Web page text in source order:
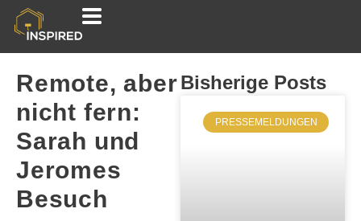
Remote, aber
nicht fern:
Sarah und
Jeromes
Besuch
Bisherige Posts
PRESSEMELDUNGEN